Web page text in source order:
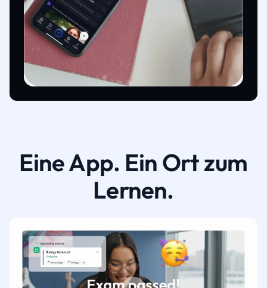
Eine App. Ein Ort zum
Lernen.